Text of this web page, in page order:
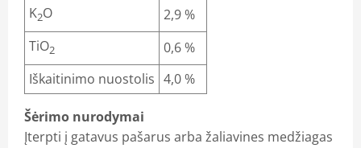
K2O
2,9 %
TiO2
0,6 %
Iškaitinimo nuostolis 4,0 %
Šėrimo nurodymai
Įterpti į gatavus pašarus arba žaliavines medžiagas